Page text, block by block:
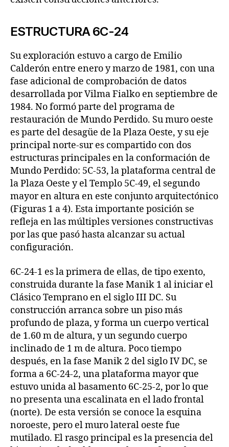
ESTRUCTURA 6C-24
Su exploración estuvo a cargo de Emilio
Calderón entre enero y marzo de 1981, con una
fase adicional de comprobación de datos
desarrollada por Vilma Fialko en septiembre de
1984. No formó parte del programa de
restauración de Mundo Perdido. Su muro oeste
es parte del desagüe de la Plaza Oeste, y su eje
principal norte-sur es compartido con dos
estructuras principales en la conformación de
Mundo Perdido: 5C-53, la plataforma central de
la Plaza Oeste y el Templo 5C-49, el segundo
mayor en altura en este conjunto arquitectónico
(Figuras 1 a 4). Esta importante posición se
refleja en las múltiples versiones constructivas
por las que pasó hasta alcanzar su actual
configuración.
6C-24-1 es la primera de ellas, de tipo exento,
construida durante la fase Manik 1 al iniciar el
Clásico Temprano en el siglo III DC. Su
construcción arranca sobre un piso más
profundo de plaza, y forma un cuerpo vertical
de 1.60 m de altura, y un segundo cuerpo
inclinado de 1 m de altura. Poco tiempo
después, en la fase Manik 2 del siglo IV DC, se
forma a 6C-24-2, una plataforma mayor que
estuvo unida al basamento 6C-25-2, por lo que
no presenta una escalinata en el lado frontal
(norte). De esta versión se conoce la esquina
noroeste, pero el muro lateral oeste fue
mutilado. El rasgo principal es la presencia del